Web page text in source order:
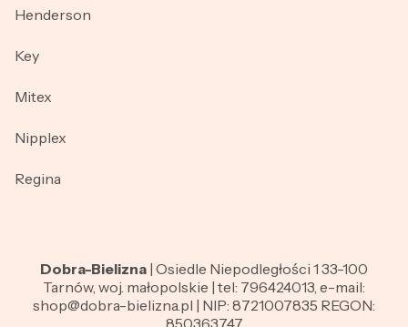
Henderson
Key
Mitex
Nipplex
Regina
Dobra-Bielizna | Osiedle Niepodległości 1 33-100
Tarnów, woj. małopolskie | tel: 796424013, e-mail:
shop@dobra-bielizna.pl | NIP: 8721007835 REGON:
850363747